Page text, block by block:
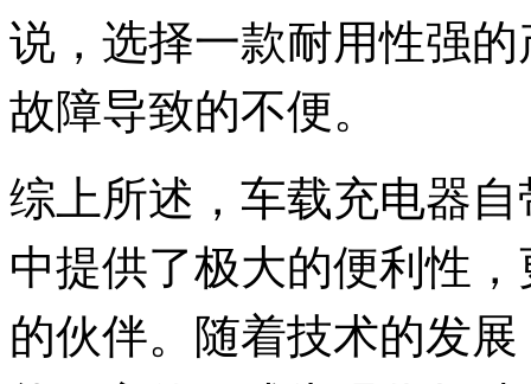
说，选择一款耐用性强
故障导致的不便。
综上所述，车载充电器
中提供了极大的便利性
的伙伴。随着技术的发